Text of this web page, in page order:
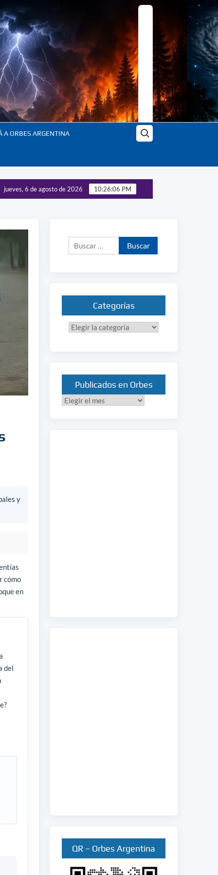
A ORBES ARGENTINA
Buscar:
jueves, 6 de agosto de 2026 10:26:07 PM
y
cómo
en
del
Buscar:
Categorías
Categorías
Publicados en Orbes
Publicados
QR – Orbes Argentina